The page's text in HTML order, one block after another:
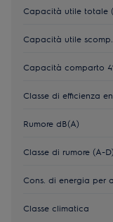
Capacità utile totale
Capacità utile
Capacità comparto
Classe di efficienza
Rumore dB(A)
Classe di rumore (A-D)
Cons. di energia per
Classe climatica